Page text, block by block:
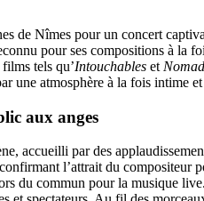
de Nîmes pour un concert
pour ses compositions à la
tels qu’Intouchables et
une atmosphère à la fois intime
aux anges
accueilli par des
l’attrait du
du commun pour la musique